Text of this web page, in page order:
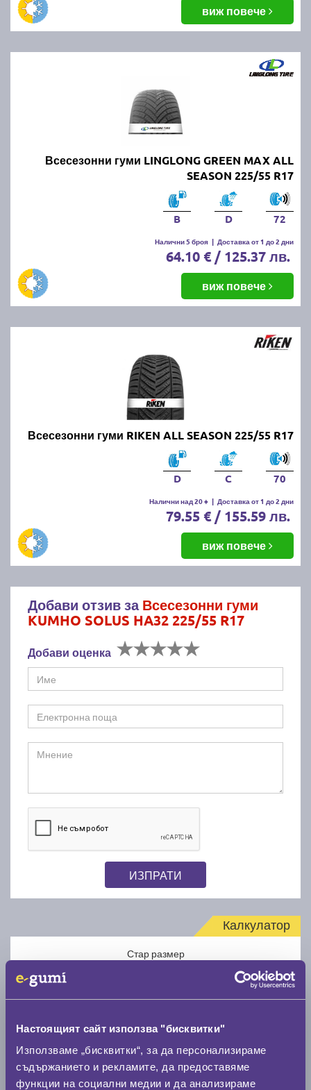
Настоящият сайт използва "бисквитки"
Използваме „бисквитки“, за да персонализираме
съдържанието и рекламите, да предоставяме
функции на социални медии и да анализираме
виж повече
Всесезонни гуми LINGLONG GREEN MAX ALL
SEASON 225/55 R17
B D 72
Налични 5 броя | Доставка от 1 до 2 дни
64.10 € / 125.37 лв.
виж повече
Всесезонни гуми RIKEN ALL SEASON 225/55 R17
D C 70
Налични над 20 + | Доставка от 1 до 2 дни
79.55 € / 155.59 лв.
виж повече
Добави отзив заВсесезонни гуми
KUMHO SOLUS HA32 225/55 R17
Добави оценка
ИЗПРАТИ
Калкулатор
Стар размер
Нов размер